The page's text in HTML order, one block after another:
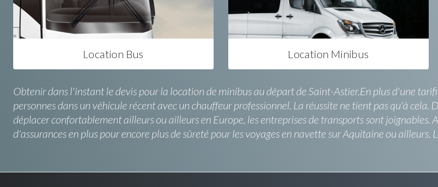
Location Bus Location Minibus
Obtenir dans l'instant le devis pour la location de minibus au départ de Saint-Astier.En plus d'une
personnes dans un véhicule récent avec un chauffeur professionnel. La réussite ne tient pas qu'à cela.
déplacer confortablement ailleurs ou ailleurs en Europe, les entreprises de transports sont
d'assurances en plus pour encore plus de sûreté pour les voyages en navette sur Aquitaine ou ailleurs.